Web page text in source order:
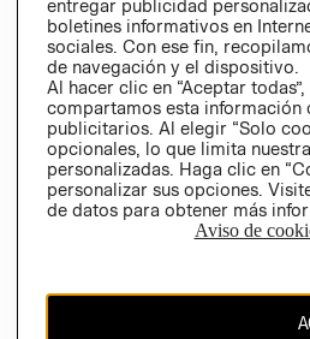
Ecuador ($)
entregar publicidad
boletines informativos en
sociales. Con ese fin,
de navegación y el dispositivo.
Al hacer clic en “Aceptar
compartamos esta
publicitarios. Al elegir “Solo
opcionales, lo que limita
personalizadas. Haga clic en
personalizar sus opciones.
de datos para obtener más
Aviso de